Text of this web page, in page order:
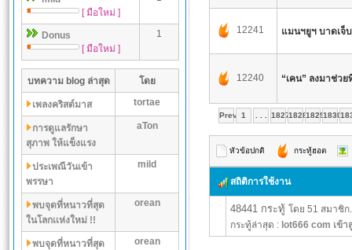
[ มือใหม่ ]
Donus
[ มือใหม่ ]
1
บทความ blog ล่าสุด โดย
เพลงคริสต์มาส tortae
การดูแลรักษา
สุภาพ ให้แข็งแรง
aTon
ประเพณีวันเข้า
พรรษา
mild
พบจุดที่หนาวที่สุด
ในโลกเเห่งใหม่ !!
orean
พบจุดที่หนาวที่สุด
orean
12241 แมนฯยูฯ บาดเจ็
12240 “เคน” ลงมาช่ว
Prev 1 1827182818291830
หัวข้อปกติ กระทู้ฮอต
สถิติการใช้งาน
48441 กระทู้ โดย 51 สมาชิ
กระทู้ล่าสุด : lot666 com เข้